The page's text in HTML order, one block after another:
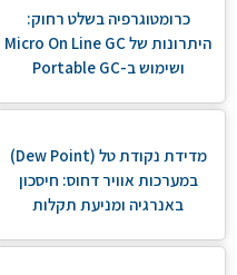
כרומטוגרפיה בשלט רחוק:
היתרונות של Micro On Line GC
ושימוש ב-Portable GC
מדידת נקודת טל (Dew Point)
במערכות אוויר דחוס: חיסכון
באנרגיה ומניעת תקלות